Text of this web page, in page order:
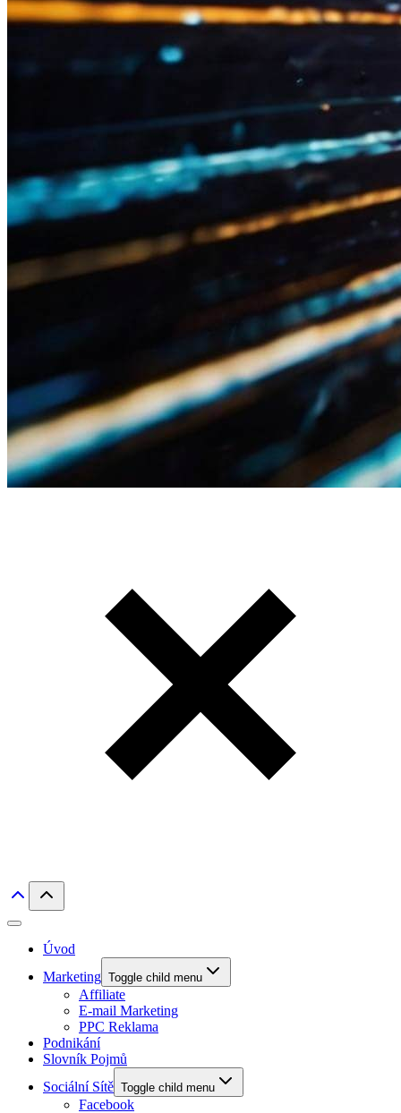
Úvod
Marketing Toggle child menu
Affiliate
E-mail Marketing
PPC Reklama
Podnikání
Slovník Pojmů
Sociální Sítě Toggle child menu
Facebook